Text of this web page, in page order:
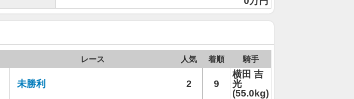
レース 人気 着順 騎手
未勝利 2 9
横田 吉
光
(55.0kg)